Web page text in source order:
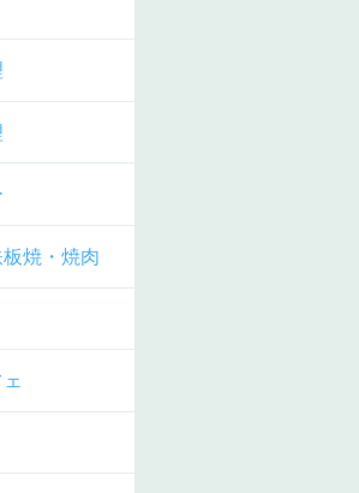
焼・焼肉